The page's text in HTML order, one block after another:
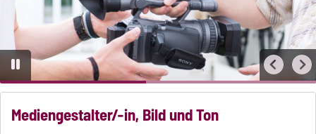
Mediengestalter/-in, Bild und Ton